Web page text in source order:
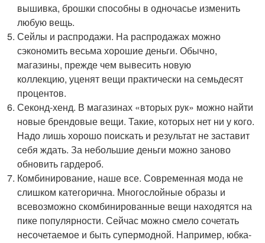
вышивка, брошки способны в одночасье изменить
любую вещь.
Сейлы и распродажи. На распродажах можно
сэкономить весьма хорошие деньги. Обычно,
магазины, прежде чем вывесить новую
коллекцию, уценят вещи практически на семьдесят
процентов.
Секонд-хенд. В магазинах «вторых рук» можно найти
новые брендовые вещи. Такие, которых нет ни у кого.
Надо лишь хорошо поискать и результат не заставит
себя ждать. За небольшие деньги можно заново
обновить гардероб.
Комбинирование, наше все. Современная мода не
слишком категорична. Многослойные образы и
всевозможно скомбинированные вещи находятся на
пике популярности. Сейчас можно смело сочетать
несочетаемое и быть супермодной. Например, юбка-